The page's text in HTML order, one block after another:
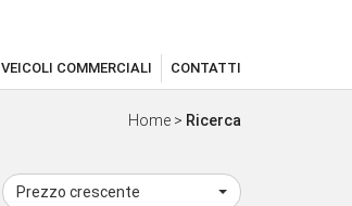
VEICOLI COMMERCIALI CONTATTI
Home > Ricerca
Prezzo crescente